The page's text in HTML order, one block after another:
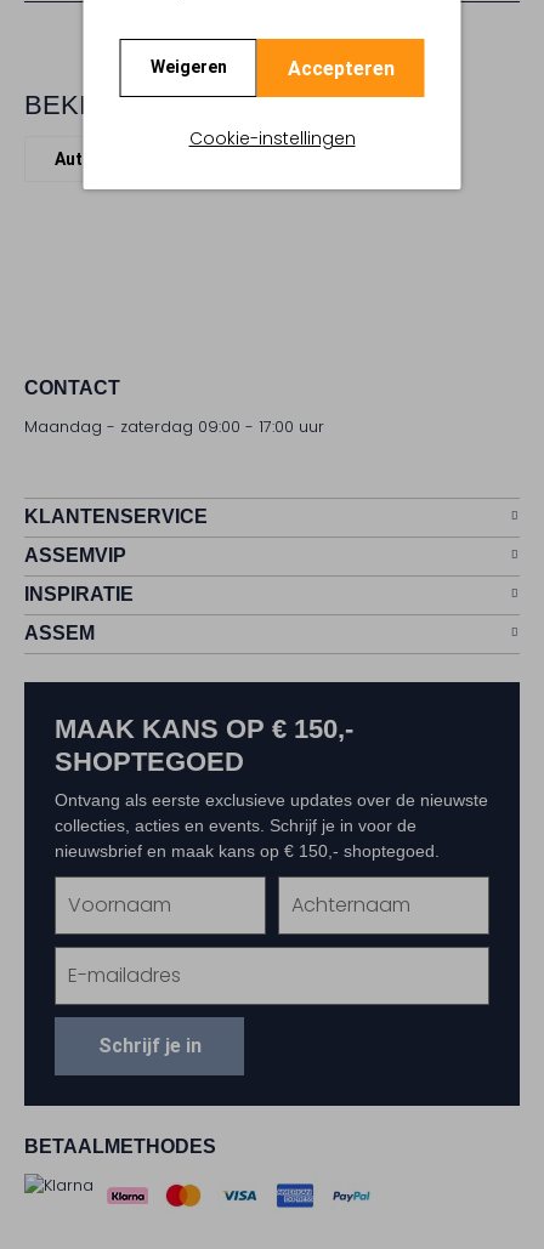
Weigeren Accepteren
Cookie-instellingen
BEKIJK MEER
Autoparfum
CONTACT
Maandag - zaterdag 09:00 - 17:00 uur
KLANTENSERVICE
ASSEMVIP
INSPIRATIE
ASSEM
BETAALMETHODES
MAAK KANS OP € 150,-
SHOPTEGOED
Ontvang als eerste exclusieve updates over de nieuwste
collecties, acties en events. Schrijf je in voor de
nieuwsbrief en maak kans op € 150,- shoptegoed.
Schrijf je in